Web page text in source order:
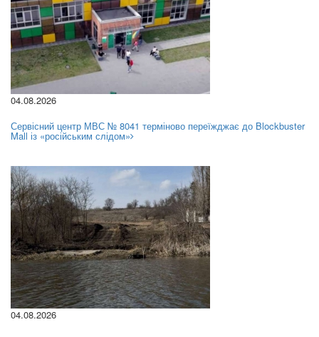
04.08.2026
Сервісний центр МВС № 8041 терміново переїжджає до Blockbuster
Mall із «російським слідом»
04.08.2026